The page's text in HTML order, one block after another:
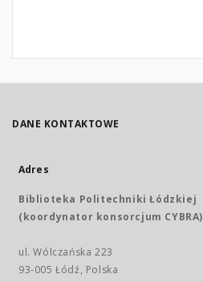
DANE KONTAKTOWE
Adres
Biblioteka Politechniki Łódzkiej
(koordynator konsorcjum CYBRA)
ul. Wólczańska 223
93-005 Łódź, Polska